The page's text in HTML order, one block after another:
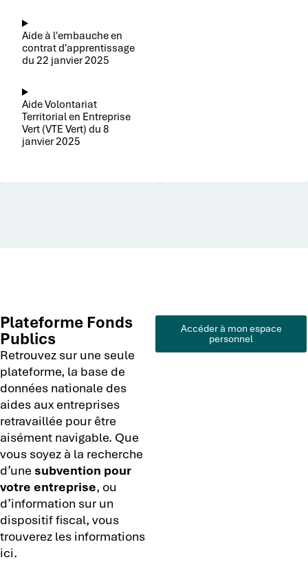
Aide à l'embauche en
contrat d'apprentissage
du 22 janvier 2025
Aide Volontariat
Territorial en Entreprise
Vert (VTE Vert) du 8
janvier 2025
Plateforme Fonds
Publics
Retrouvez sur une seule
plateforme, la base de
données nationale des
aides aux entreprises
retravaillée pour être
aisément navigable. Que
vous soyez à la recherche
d’une subvention pour
votre entreprise, ou
d’information sur un
dispositif fiscal, vous
trouverez les informations
ici.
Accéder à mon espace
personnel